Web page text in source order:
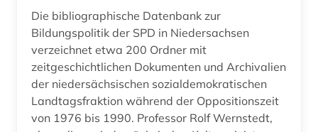
Die bibliographische Datenbank zur
Bildungspolitik der SPD in Niedersachsen
verzeichnet etwa 200 Ordner mit
zeitgeschichtlichen Dokumenten und Archivalien
der niedersächsischen sozialdemokratischen
Landtagsfraktion während der Oppositionszeit
von 1976 bis 1990. Professor Rolf Wernstedt,